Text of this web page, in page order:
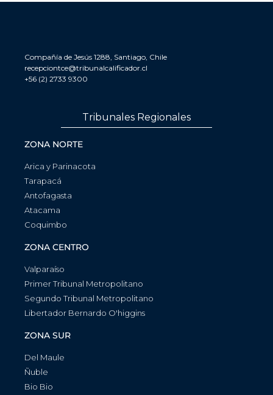
Compañía de Jesús 1288, Santiago, Chile
recepciontce@tribunalcalificador.cl
+56 (2) 2733 9300
Tribunales Regionales
ZONA NORTE
Arica y Parinacota
Tarapacá
Antofagasta
Atacama
Coquimbo
ZONA CENTRO
Valparaíso
Primer Tribunal Metropolitano
Segundo Tribunal Metropolitano
Libertador Bernardo O'higgins
ZONA SUR
Del Maule
Ñuble
Bio Bio